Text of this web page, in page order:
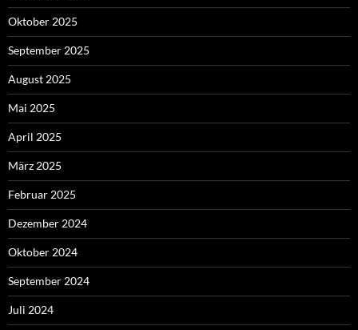
Oktober 2025
September 2025
August 2025
Mai 2025
April 2025
März 2025
Februar 2025
Dezember 2024
Oktober 2024
September 2024
Juli 2024